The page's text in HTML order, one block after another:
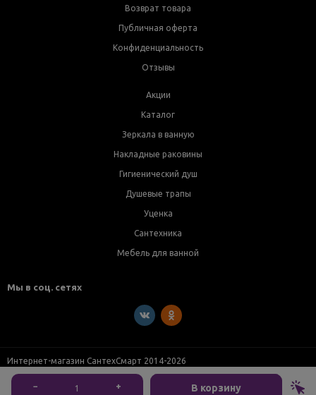
− + В корзину
Возврат товара
Публичная оферта
Конфиденциальность
Отзывы
Акции
Каталог
Зеркала в ванную
Накладные раковины
Гигиенический душ
Душевые трапы
Уценка
Сантехника
Мебель для ванной
Мы в соц. сетях
Интернет-магазин СантехСмарт 2014-2026